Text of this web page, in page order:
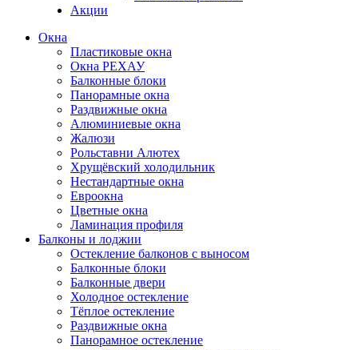
Акции
Окна
Пластиковые окна
Окна РЕХАУ
Балконные блоки
Панорамные окна
Раздвижные окна
Алюминиевые окна
Жалюзи
Рольставни Алютех
Хрущёвский холодильник
Нестандартные окна
Евроокна
Цветные окна
Ламинация профиля
Балконы и лоджии
Остекление балконов с выносом
Балконные блоки
Балконные двери
Холодное остекление
Тёплое остекление
Раздвижные окна
Панорамное остекление